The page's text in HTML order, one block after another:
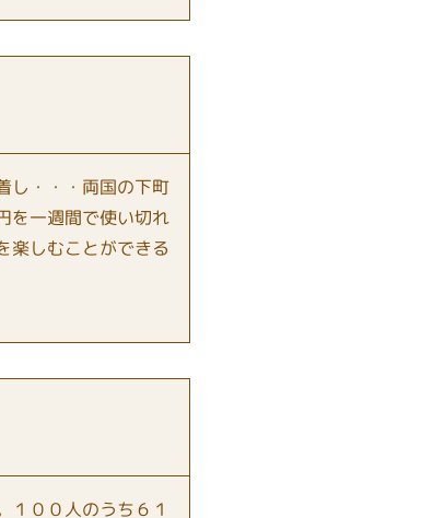
し・・・両国の下町
を一週間で使い切れ
楽しむことができる
００人のうち６１